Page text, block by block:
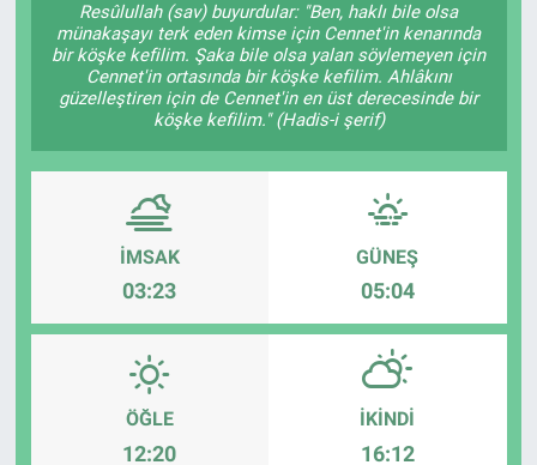
Resûlullah (sav) buyurdular: "Ben, haklı bile olsa
münakaşayı terk eden kimse için Cennet'in kenarında
bir köşke kefilim. Şaka bile olsa yalan söylemeyen için
Cennet'in ortasında bir köşke kefilim. Ahlâkını
güzelleştiren için de Cennet'in en üst derecesinde bir
köşke kefilim." (Hadis-i şerif)
İMSAK
03:23
GÜNEŞ
05:04
ÖĞLE
12:20
İKINDI
16:12
KÜLTÜR-SANAT
Yerel Haber
Politika
YAŞAM
RESMİ İLAN